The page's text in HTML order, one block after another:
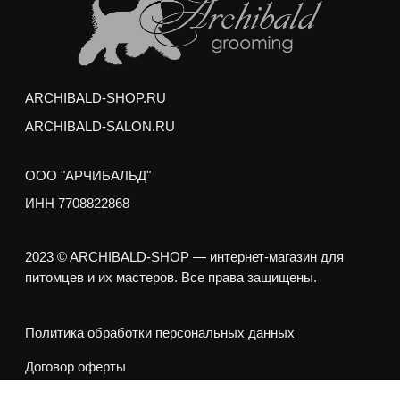
Груминг выполняется опытными стажерами
50% больше обычного времени, но
ОТ РАБОТЫ ПРОФ. ГРУМЕРА
м. пр. Вернадского,
пр. Вернадского 27/1
Отзывы наших клиентов-
моделей о груминге